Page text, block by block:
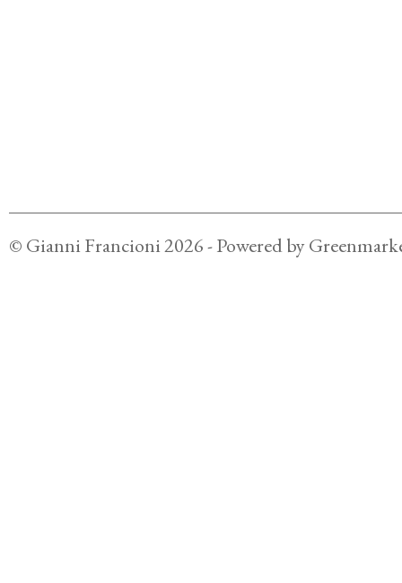
© Gianni Francioni2026- Powered by